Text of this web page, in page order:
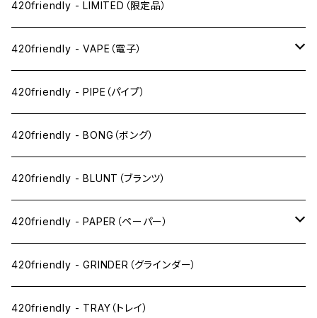
420friendly - LIMITED（限定品）
420friendly - VAPE（電子）
ペン下
ニコパフ系
ドライ系
ワックス系
420friendly - PIPE（パイプ）
420friendly - BONG（ボング）
420friendly - BLUNT（ブランツ）
420friendly - PAPER（ペーパー）
SW(シングルワイド）サイズ
1 1/4サイズ
420friendly - GRINDER（グラインダー）
420friendly - TRAY（トレイ）